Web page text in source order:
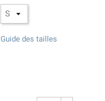
Guide des tailles